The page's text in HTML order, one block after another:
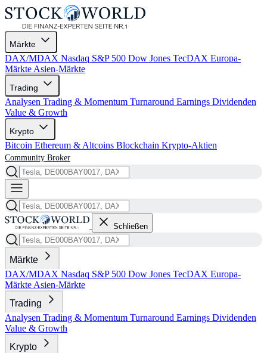
Märkte
DAX/MDAX Nasdaq S&P 500 Dow Jones TecDAX Europa-
Märkte Asien-Märkte
Trading
Analysen Trading & Momentum Turnaround Earnings Dividenden
Value & Growth
Krypto
Bitcoin Ethereum & Altcoins Blockchain Krypto-Aktien
Community Broker
Schließen
Märkte
DAX/MDAX Nasdaq S&P 500 Dow Jones TecDAX Europa-
Märkte Asien-Märkte
Trading
Analysen Trading & Momentum Turnaround Earnings Dividenden
Value & Growth
Krypto